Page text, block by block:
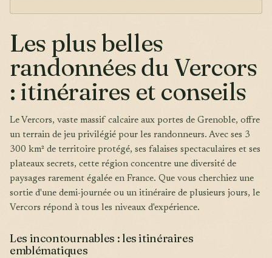
Les plus belles
randonnées du Vercors
: itinéraires et conseils
Le Vercors, vaste massif calcaire aux portes de Grenoble, offre
un terrain de jeu privilégié pour les randonneurs. Avec ses 3
300 km² de territoire protégé, ses falaises spectaculaires et ses
plateaux secrets, cette région concentre une diversité de
paysages rarement égalée en France. Que vous cherchiez une
sortie d'une demi-journée ou un itinéraire de plusieurs jours, le
Vercors répond à tous les niveaux d'expérience.
Les incontournables : les itinéraires
emblématiques